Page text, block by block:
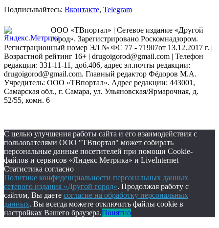
Подписывайтесь: Вконтакте, Telegram
ООО «ТВпортал» | Сетевое издание «Другой
город». Зарегистрировано Роскомнадзором.
Регистрационный номер ЭЛ № ФС 77 - 71907от 13.12.2017 г. |
Возрастной рейтинг 16+ | drugoigorod@gmail.com | Телефон
редакции: 331-11-11, доб.406, адрес эл.почты редакции:
drugoigorod@gmail.com. Главный редактор Фёдоров М.А.
Учредитель: ООО «ТВпортал». Адрес редакции: 443001,
Самарская обл., г. Самара, ул. Ульяновская/Ярмарочная, д.
52/55, комн. 6
С целью улучшения работы сайта и его взаимодействия с
пользователями ООО "ТВпортал" может собирать
персональные данные посетителей при помощи Cookie-
файлов и сервисов «Яндекс Метрика» и LiveInternet
Статистика согласно
Политике конфиденциальности персональных данных
сетевого издания «Другой город». Продолжая работу с
сайтом, Вы даете согласие на обработку персональных
данных. Вы всегда можете отключить файлы cookie в
настройках Вашего браузера.Понятно